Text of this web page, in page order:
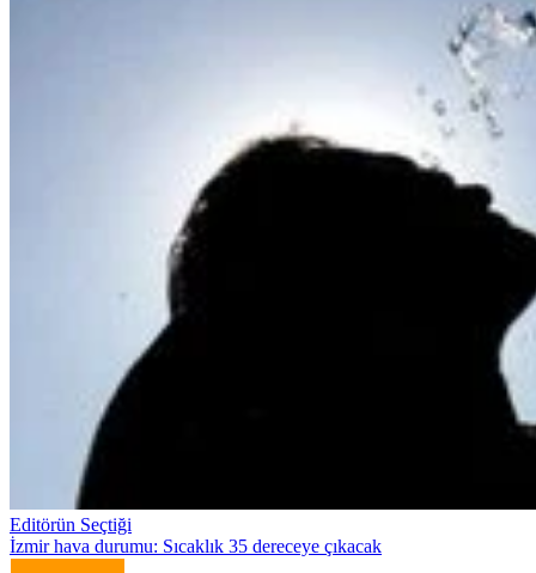
Editörün Seçtiği
İzmir hava durumu: Sıcaklık 35 dereceye çıkacak